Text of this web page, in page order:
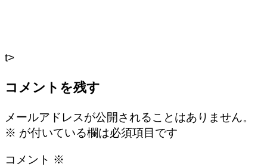
t>
コメントを残す
メールアドレスが公開されることはありません。
※ が付いている欄は必須項目です
コメント ※